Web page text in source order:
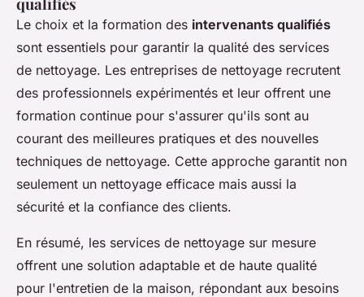
Le choix et la formation des intervenants qualifiés
sont essentiels pour garantir la qualité des services
de nettoyage. Les entreprises de nettoyage recrutent
des professionnels expérimentés et leur offrent une
formation continue pour s'assurer qu'ils sont au
courant des meilleures pratiques et des nouvelles
techniques de nettoyage. Cette approche garantit non
seulement un nettoyage efficace mais aussi la
sécurité et la confiance des clients.
En résumé, les services de nettoyage sur mesure
offrent une solution adaptable et de haute qualité
pour l'entretien de la maison, répondant aux besoins